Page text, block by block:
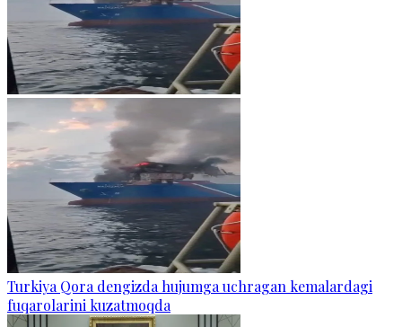
Turkiya Qora dengizda hujumga uchragan kemalardagi
fuqarolarini kuzatmoqda